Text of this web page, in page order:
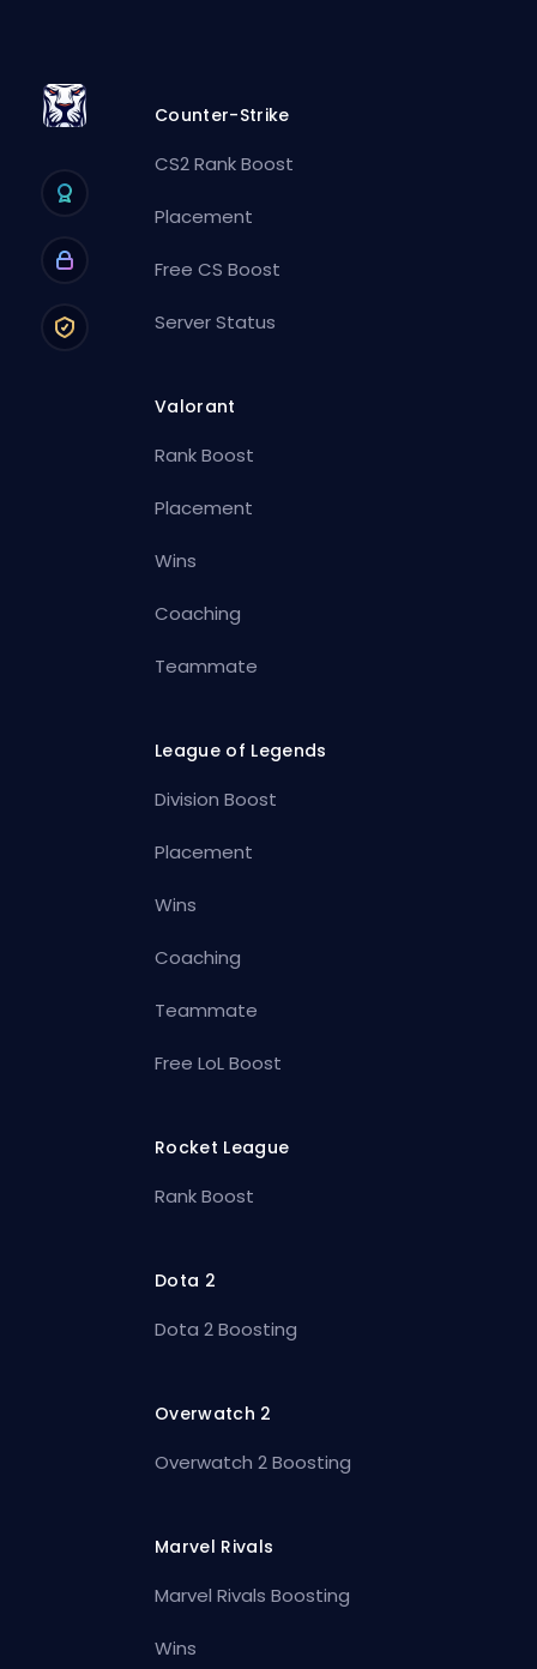
Counter-Strike
CS2 Rank Boost
Placement
Free CS Boost
Server Status
Valorant
Rank Boost
Placement
Wins
Coaching
Teammate
League of Legends
Division Boost
Placement
Wins
Coaching
Teammate
Free LoL Boost
Rocket League
Rank Boost
Dota 2
Dota 2 Boosting
Overwatch 2
Overwatch 2 Boosting
Marvel Rivals
Marvel Rivals Boosting
Wins